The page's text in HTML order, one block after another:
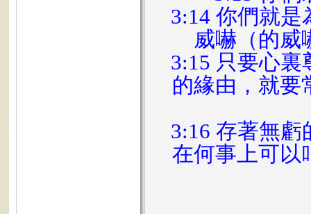
3:14 你們就
威嚇（的威
3:15 只要心
的緣由，就要
3:16 存著無
在何事上可以